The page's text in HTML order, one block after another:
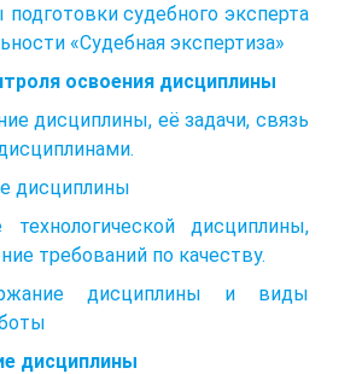
судебного эксперта
«Судебная экспертиза»
освоения дисциплины
дисциплины, её задачи, связь
дисциплины
технологической дисциплины,
требований по качеству.
дисциплины и виды
дисциплины